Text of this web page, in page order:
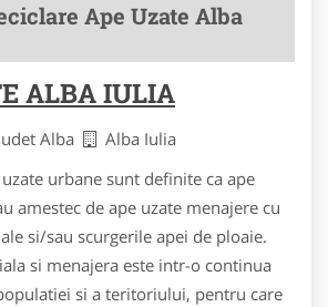
Ape Uzate Alba
ALBA IULIA
Alba
Alba Iulia
urbane sunt definite ca ape
amestec de ape uzate menajere cu
si/sau scurgerile apei de ploaie.
si menajera este intr-o continua
si a teritoriului, pentru care